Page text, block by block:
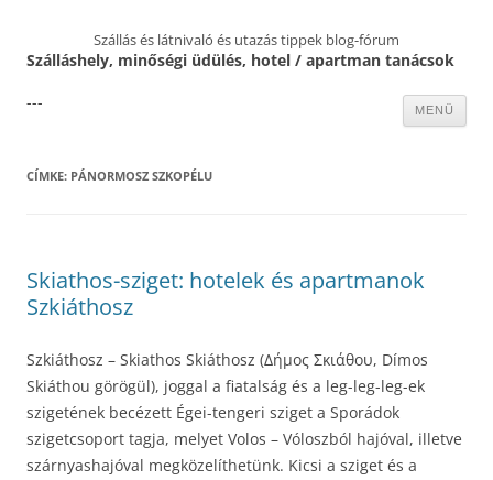
Szállás és látnivaló és utazás tippek blog-fórum
Szálláshely, minőségi üdülés, hotel / apartman tanácsok
MENÜ
---
CÍMKE: PÁNORMOSZ SZKOPÉLU
Skiathos-sziget: hotelek és apartmanok
Szkiáthosz
Szkiáthosz – Skiathos Skiáthosz (Δήμος Σκιάθου, Dímos
Skiáthou görögül), joggal a fiatalság és a leg-leg-leg-ek
szigetének becézett Égei-tengeri sziget a Sporádok
szigetcsoport tagja, melyet Volos – Vóloszból hajóval, illetve
szárnyashajóval megközelíthetünk. Kicsi a sziget és a